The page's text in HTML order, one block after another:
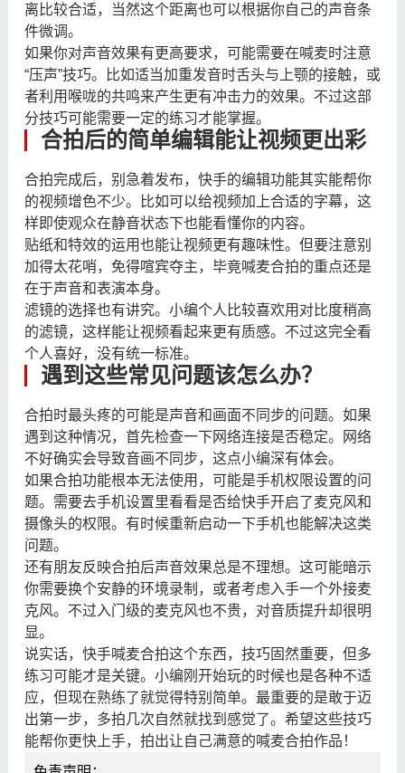
离比较合适，当然这个距离也可以根据你自己的声音条
件微调。
如果你对声音效果有更高要求，可能需要在喊麦时注意
“压声”技巧。比如适当加重发音时舌头与上颚的接触，或
者利用喉咙的共鸣来产生更有冲击力的效果。不过这部
分技巧可能需要一定的练习才能掌握。
合拍后的简单编辑能让视频更出彩
合拍完成后，别急着发布，快手的编辑功能其实能帮你
的视频增色不少。比如可以给视频加上合适的字幕，这
样即使观众在静音状态下也能看懂你的内容。
贴纸和特效的运用也能让视频更有趣味性。但要注意别
加得太花哨，免得喧宾夺主，毕竟喊麦合拍的重点还是
在于声音和表演本身。
滤镜的选择也有讲究。小编个人比较喜欢用对比度稍高
的滤镜，这样能让视频看起来更有质感。不过这完全看
个人喜好，没有统一标准。
遇到这些常见问题该怎么办？
合拍时最头疼的可能是声音和画面不同步的问题。如果
遇到这种情况，首先检查一下网络连接是否稳定。网络
不好确实会导致音画不同步，这点小编深有体会。
如果合拍功能根本无法使用，可能是手机权限设置的问
题。需要去手机设置里看看是否给快手开启了麦克风和
摄像头的权限。有时候重新启动一下手机也能解决这类
问题。
还有朋友反映合拍后声音效果总是不理想。这可能暗示
你需要换个安静的环境录制，或者考虑入手一个外接麦
克风。不过入门级的麦克风也不贵，对音质提升却很明
显。
说实话，快手喊麦合拍这个东西，技巧固然重要，但多
练习可能才是关键。小编刚开始玩的时候也是各种不适
应，但现在熟练了就觉得特别简单。最重要的是敢于迈
出第一步，多拍几次自然就找到感觉了。希望这些技巧
能帮你更快上手，拍出让自己满意的喊麦合拍作品！